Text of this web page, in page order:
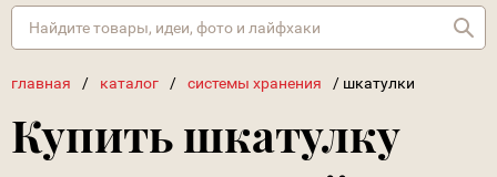
главная / каталог / системы хранения / шкатулки
Купить шкатулку